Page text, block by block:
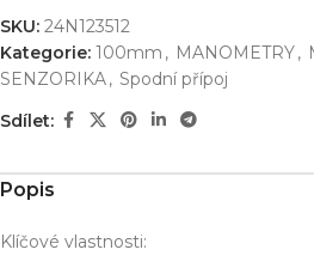
SKU: 24N123512
Kategorie: 100mm , MANOMETRY,
SENZORIKA, Spodní přípoj
Sdílet:
Popis
Klíčové vlastnosti: